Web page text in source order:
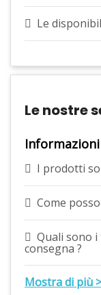
Le
Le nostre
Informazioni
I prodotti
Come
Quali sono i
consegna ?
Mostra di più